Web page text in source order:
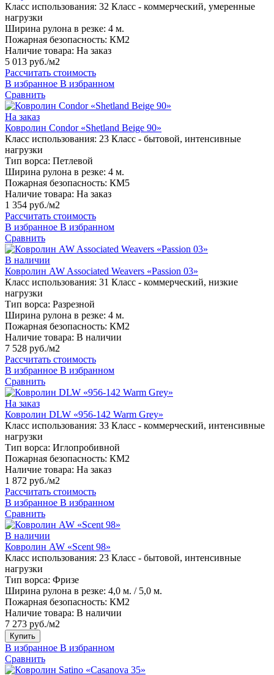
Класс использования: 32 Класс - коммерческий, умеренные
нагрузки
Ширина рулона в резке: 4 м.
Пожарная безопасность: КМ2
Наличие товара: На заказ
5 013 руб./м2
Рассчитать стоимость
В избранное В избранном
Сравнить
На заказ
Ковролин Condor «Shetland Beige 90»
Класс использования: 23 Класс - бытовой, интенсивные
нагрузки
Тип ворса: Петлевой
Ширина рулона в резке: 4 м.
Пожарная безопасность: КМ5
Наличие товара: На заказ
1 354 руб./м2
Рассчитать стоимость
В избранное В избранном
Сравнить
В наличии
Ковролин AW Associated Weavers «Passion 03»
Класс использования: 31 Класс - коммерческий, низкие
нагрузки
Тип ворса: Разрезной
Ширина рулона в резке: 4 м.
Пожарная безопасность: КМ2
Наличие товара: В наличии
7 528 руб./м2
Рассчитать стоимость
В избранное В избранном
Сравнить
На заказ
Ковролин DLW «956-142 Warm Grey»
Класс использования: 33 Класс - коммерческий, интенсивные
нагрузки
Тип ворса: Иглопробивной
Пожарная безопасность: КМ2
Наличие товара: На заказ
1 872 руб./м2
Рассчитать стоимость
В избранное В избранном
Сравнить
В наличии
Ковролин AW «Scent 98»
Класс использования: 23 Класс - бытовой, интенсивные
нагрузки
Тип ворса: Фризе
Ширина рулона в резке: 4,0 м. / 5,0 м.
Пожарная безопасность: КМ2
Наличие товара: В наличии
7 273 руб./м2
Купить
В избранное В избранном
Сравнить